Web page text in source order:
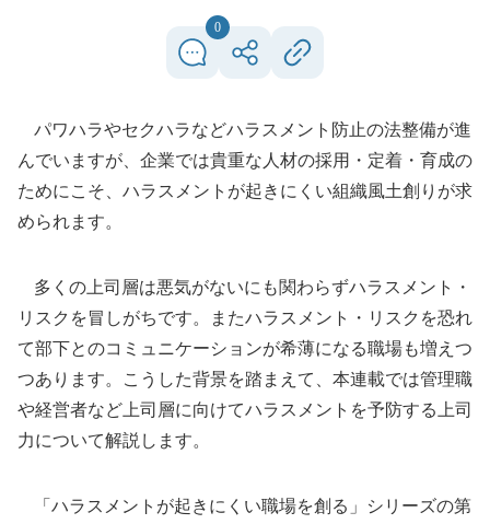
0
パワハラやセクハラなどハラスメント防止の法整備が進
んでいますが、企業では貴重な人材の採用・定着・育成の
ためにこそ、ハラスメントが起きにくい組織風土創りが求
められます。
多くの上司層は悪気がないにも関わらずハラスメント・
リスクを冒しがちです。またハラスメント・リスクを恐れ
て部下とのコミュニケーションが希薄になる職場も増えつ
つあります。こうした背景を踏まえて、本連載では管理職
や経営者など上司層に向けてハラスメントを予防する上司
力について解説します。
「ハラスメントが起きにくい職場を創る」シリーズの第